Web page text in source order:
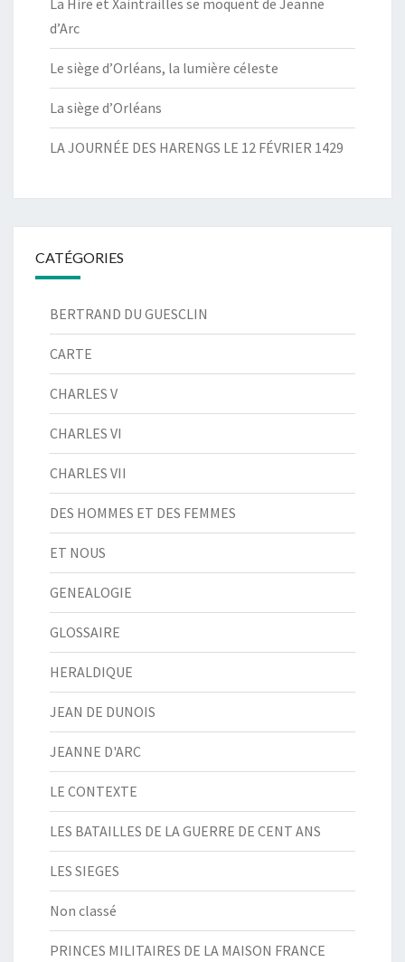
La Hire et Xaintrailles se moquent de Jeanne
d’Arc
Le siège d’Orléans, la lumière céleste
La siège d’Orléans
LA JOURNÉE DES HARENGS LE 12 FÉVRIER 1429
CATÉGORIES
BERTRAND DU GUESCLIN
CARTE
CHARLES V
CHARLES VI
CHARLES VII
DES HOMMES ET DES FEMMES
ET NOUS
GENEALOGIE
GLOSSAIRE
HERALDIQUE
JEAN DE DUNOIS
JEANNE D'ARC
LE CONTEXTE
LES BATAILLES DE LA GUERRE DE CENT ANS
LES SIEGES
Non classé
PRINCES MILITAIRES DE LA MAISON FRANCE